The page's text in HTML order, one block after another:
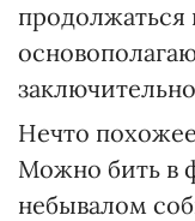
продолжаться
Нечто
Можно бить в
небывалом